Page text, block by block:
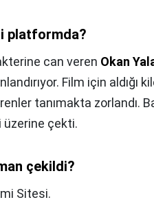
platformda?
can veren Okan
Film için aldığı
tanımakta zorlandı.
üzerine çekti.
çekildi?
Sitesi.